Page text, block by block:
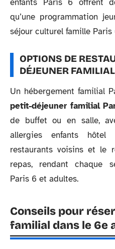
qu’une programmation
séjour culturel famille Paris
OPTIONS DE
DÉJEUNER FAMILIAL
Un hébergement familial
petit-déjeuner familial
de buffet ou en salle,
allergies enfants
restaurants voisins et le
repas, rendant chaque
Paris 6 et adultes.
Conseils pour
familial dans le 6e